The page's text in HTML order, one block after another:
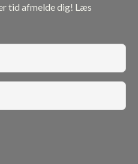
tid afmelde dig! Læs